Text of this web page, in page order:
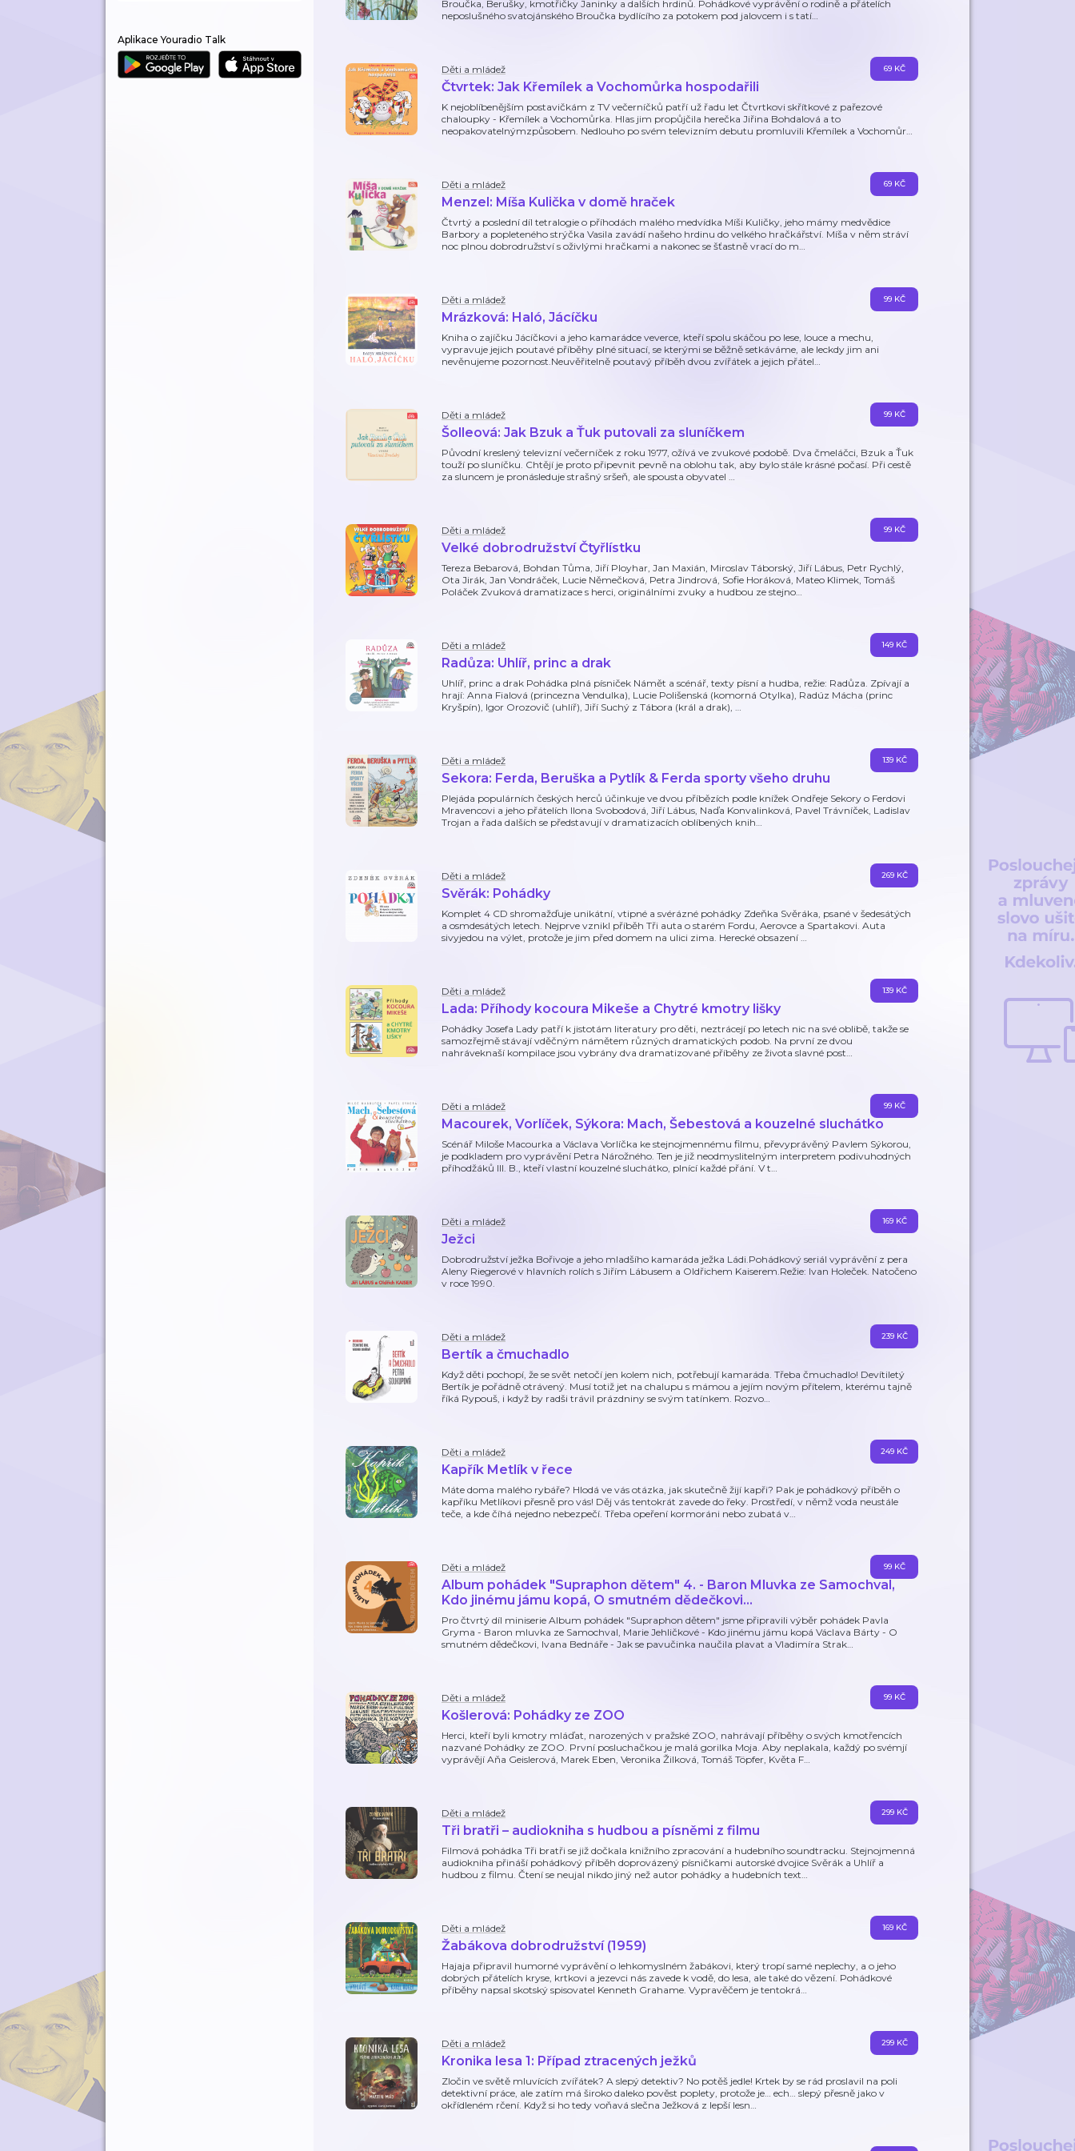
Aplikace Youradio Talk
Broučka, Berušky, kmotřičky Janinky a dalších hrdinů. Pohádkové vyprávění o rodině a přátelích
neposlušného svatojánského Broučka bydlícího za potokem pod jalovcem i s tatí…
Děti a mládež
Čtvrtek: Jak Křemílek a Vochomůrka hospodařili
K nejoblíbenějším postavičkám z TV večerníčků patří už řadu let Čtvrtkovi skřítkové z pařezové
chaloupky - Křemílek a Vochomůrka. Hlas jim propůjčila herečka Jiřina Bohdalová a to
neopakovatelnýmzpůsobem. Nedlouho po svém televizním debutu promluvili Křemílek a Vochomůr…
69 KČ
Děti a mládež
Menzel: Míša Kulička v domě hraček
Čtvrtý a poslední díl tetralogie o příhodách malého medvídka Míši Kuličky, jeho mámy medvědice
Barbory a popleteného strýčka Vasila zavádí našeho hrdinu do velkého hračkářství. Míša v něm stráví
noc plnou dobrodružství s oživlými hračkami a nakonec se šťastně vrací do m…
69 KČ
Děti a mládež
Mrázková: Haló, Jácíčku
Kniha o zajíčku Jácíčkovi a jeho kamarádce veverce, kteří spolu skáčou po lese, louce a mechu,
vypravuje jejich poutavé příběhy plné situací, se kterými se běžně setkáváme, ale leckdy jim ani
nevěnujeme pozornost.Neuvěřitelně poutavý příběh dvou zvířátek a jejich přátel…
99 KČ
Děti a mládež
Šolleová: Jak Bzuk a Ťuk putovali za sluníčkem
Původní kreslený televizní večerníček z roku 1977, ožívá ve zvukové podobě. Dva čmeláčci, Bzuk a Ťuk
touží po sluníčku. Chtějí je proto připevnit pevně na oblohu tak, aby bylo stále krásné počasí. Při cestě
za sluncem je pronásleduje strašný sršeň, ale spousta obyvatel …
99 KČ
Děti a mládež
Velké dobrodružství Čtyřlístku
Tereza Bebarová, Bohdan Tůma, Jiří Ployhar, Jan Maxián, Miroslav Táborský, Jiří Lábus, Petr Rychlý,
Ota Jirák, Jan Vondráček, Lucie Němečková, Petra Jindrová, Sofie Horáková, Mateo Klimek, Tomáš
Poláček Zvuková dramatizace s herci, originálními zvuky a hudbou ze stejno…
99 KČ
Děti a mládež
Radůza: Uhlíř, princ a drak
Uhlíř, princ a drak Pohádka plná písniček Námět a scénář, texty písní a hudba, režie: Radůza. Zpívají a
hrají: Anna Fialová (princezna Vendulka), Lucie Polišenská (komorná Otylka), Radúz Mácha (princ
Kryšpín), Igor Orozovič (uhlíř), Jiří Suchý z Tábora (král a drak), …
149 KČ
Děti a mládež
Sekora: Ferda, Beruška a Pytlík & Ferda sporty všeho druhu
Plejáda populárních českých herců účinkuje ve dvou příbězích podle knížek Ondřeje Sekory o Ferdovi
Mravencovi a jeho přátelích Ilona Svobodová, Jiří Lábus, Naďa Konvalinková, Pavel Trávníček, Ladislav
Trojan a řada dalších se představují v dramatizacích oblíbených knih…
139 KČ
Děti a mládež
Svěrák: Pohádky
Komplet 4 CD shromažďuje unikátní, vtipné a svérázné pohádky Zdeňka Svěráka, psané v šedesátých
a osmdesátých letech. Nejprve vznikl příběh Tři auta o starém Fordu, Aerovce a Spartakovi. Auta
sivyjedou na výlet, protože je jim před domem na ulici zima. Herecké obsazení …
269 KČ
Děti a mládež
Lada: Příhody kocoura Mikeše a Chytré kmotry lišky
Pohádky Josefa Lady patří k jistotám literatury pro děti, neztrácejí po letech nic na své oblibě, takže se
samozřejmě stávají vděčným námětem různých dramatických podob. Na první ze dvou
nahráveknaší kompilace jsou vybrány dva dramatizované příběhy ze života slavné post…
139 KČ
Děti a mládež
Macourek, Vorlíček, Sýkora: Mach, Šebestová a kouzelné sluchátko
Scénář Miloše Macourka a Václava Vorlíčka ke stejnojmennému filmu, převyprávěný Pavlem Sýkorou,
je podkladem pro vyprávění Petra Nárožného. Ten je již neodmyslitelným interpretem podivuhodných
příhodžáků III. B., kteří vlastní kouzelné sluchátko, plnící každé přání. V t…
99 KČ
Děti a mládež
Ježci
Dobrodružství ježka Bořivoje a jeho mladšího kamaráda ježka Ládi.Pohádkový seriál vyprávění z pera
Aleny Riegerové v hlavních rolích s Jiřím Lábusem a Oldřichem Kaiserem.Režie: Ivan Holeček. Natočeno
v roce 1990.
169 KČ
Děti a mládež
Bertík a čmuchadlo
Když děti pochopí, že se svět netočí jen kolem nich, potřebují kamaráda. Třeba čmuchadlo! Devítiletý
Bertík je pořádně otrávený. Musí totiž jet na chalupu s mámou a jejím novým přítelem, kterému tajně
říká Rypouš, i když by radši trávil prázdniny se svým tatínkem. Rozvo…
239 KČ
Děti a mládež
Kapřík Metlík v řece
Máte doma malého rybáře? Hlodá ve vás otázka, jak skutečně žijí kapři? Pak je pohádkový příběh o
kapříku Metlíkovi přesně pro vás! Děj vás tentokrát zavede do řeky. Prostředí, v němž voda neustále
teče, a kde číhá nejedno nebezpečí. Třeba opeření kormoráni nebo zubatá v…
249 KČ
Děti a mládež
Album pohádek "Supraphon dětem" 4. - Baron Mluvka ze Samochval,
Kdo jinému jámu kopá, O smutném dědečkovi...
Pro čtvrtý díl miniserie Album pohádek "Supraphon dětem" jsme připravili výběr pohádek Pavla
Gryma - Baron mluvka ze Samochval, Marie Jehličkové - Kdo jinému jámu kopá Václava Bárty - O
smutném dědečkovi, Ivana Bednáře - Jak se pavučinka naučila plavat a Vladimíra Strak…
99 KČ
Děti a mládež
Košlerová: Pohádky ze ZOO
Herci, kteří byli kmotry mláďat, narozených v pražské ZOO, nahrávají příběhy o svých kmotřencích
nazvané Pohádky ze ZOO. První posluchačkou je malá gorilka Moja. Aby neplakala, každý po svémjí
vyprávějí Aňa Geislerová, Marek Eben, Veronika Žilková, Tomáš Töpfer, Květa F…
99 KČ
Děti a mládež
Tři bratři – audiokniha s hudbou a písněmi z filmu
Filmová pohádka Tři bratři se již dočkala knižního zpracování a hudebního soundtracku. Stejnojmenná
audiokniha přináší pohádkový příběh doprovázený písničkami autorské dvojice Svěrák a Uhlíř a
hudbou z filmu. Čtení se neujal nikdo jiný než autor pohádky a hudebních text…
299 KČ
Děti a mládež
Žabákova dobrodružství (1959)
Hajaja připravil humorné vyprávění o lehkomyslném žabákovi, který tropí samé neplechy, a o jeho
dobrých přátelích kryse, krtkovi a jezevci nás zavede k vodě, do lesa, ale také do vězení. Pohádkové
příběhy napsal skotský spisovatel Kenneth Grahame. Vypravěčem je tentokrá…
169 KČ
Děti a mládež
Kronika lesa 1: Případ ztracených ježků
Zločin ve světě mluvících zvířátek? A slepý detektiv? No potěš jedle! Krtek by se rád proslavil na poli
detektivní práce, ale zatím má široko daleko pověst poplety, protože je… ech… slepý přesně jako v
okřídleném rčení. Když si ho tedy voňavá slečna Ježková z lepší lesn…
299 KČ